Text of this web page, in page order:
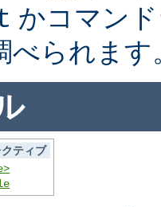
かコマン
べられます
ティブ